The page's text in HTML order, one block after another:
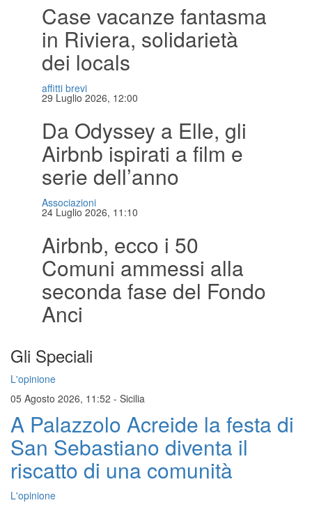
Case vacanze fantasma
in Riviera, solidarietà
dei locals
affitti brevi
29 Luglio 2026, 12:00
Da Odyssey a Elle, gli
Airbnb ispirati a film e
serie dell’anno
Associazioni
24 Luglio 2026, 11:10
Airbnb, ecco i 50
Comuni ammessi alla
seconda fase del Fondo
Anci
Gli Speciali
L'opinione
05 Agosto 2026, 11:52 - Sicilia
A Palazzolo Acreide la festa di
San Sebastiano diventa il
riscatto di una comunità
L'opinione